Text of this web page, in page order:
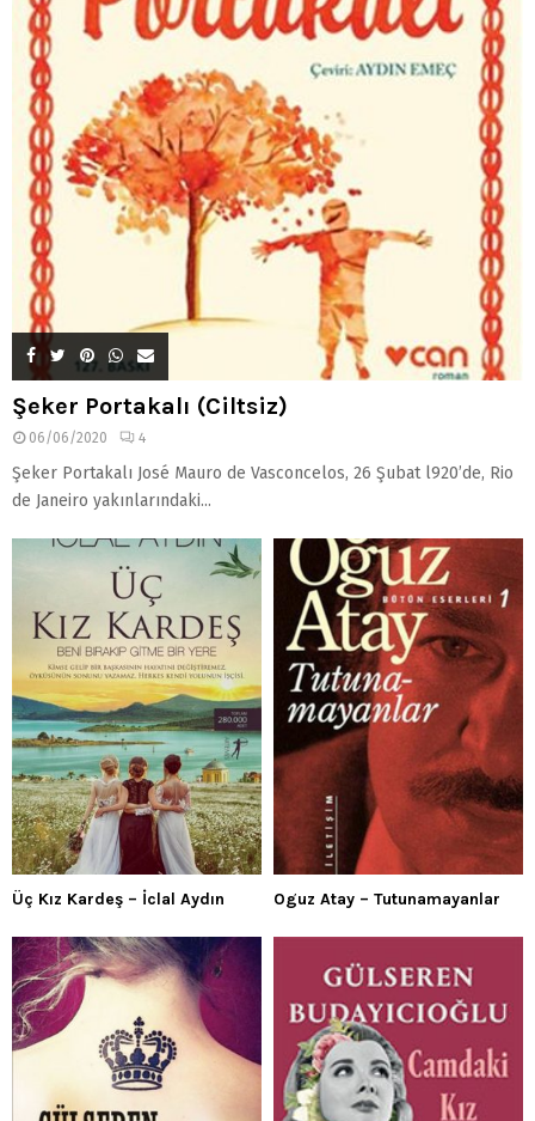
Şeker Portakalı (Ciltsiz)
06/06/2020 4
Şeker Portakalı José Mauro de Vasconcelos, 26 Şubat l920’de, Rio
de Janeiro yakınlarındaki...
Üç Kız Kardeş – İclal Aydın Oguz Atay – Tutunamayanlar